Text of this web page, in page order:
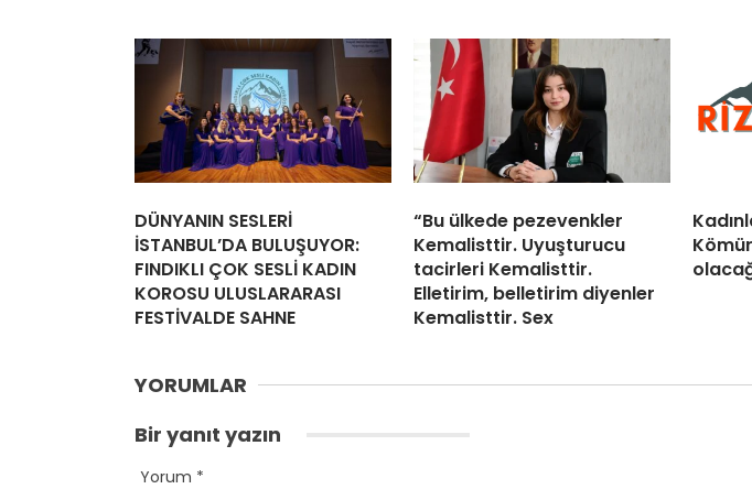
DÜNYANIN SESLERİ
İSTANBUL’DA BULUŞUYOR:
FINDIKLI ÇOK SESLİ KADIN
KOROSU ULUSLARARASI
FESTİVALDE SAHNE
“Bu ülkede pezevenkler
Kemalisttir. Uyuşturucu
tacirleri Kemalisttir.
Elletirim, belletirim diyenler
Kemalisttir. Sex
YORUMLAR
Bir yanıt yazın
Yorum *